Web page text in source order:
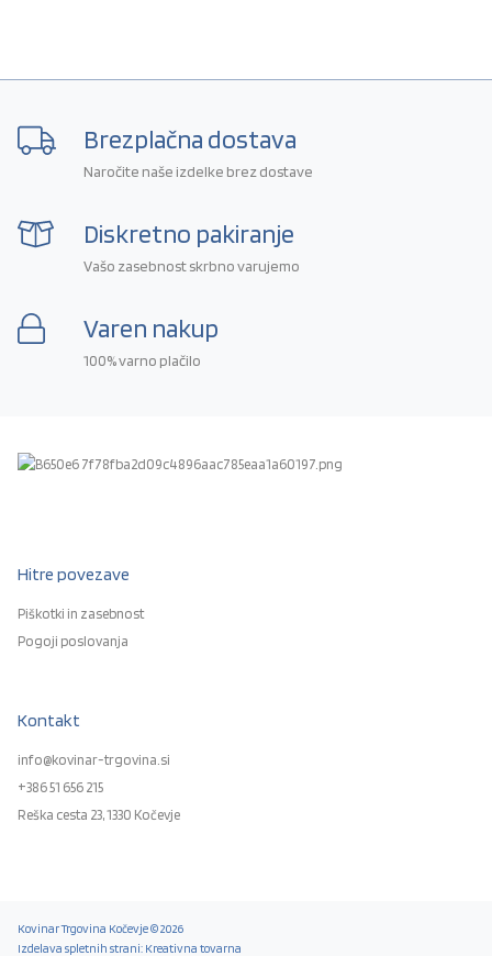
Brezplačna dostava
Naročite naše izdelke brez dostave
Diskretno pakiranje
Vašo zasebnost skrbno varujemo
Varen nakup
100% varno plačilo
Hitre povezave
Piškotki in zasebnost
Pogoji poslovanja
Kontakt
info@kovinar-trgovina.si
+386 51 656 215
Reška cesta 23, 1330 Kočevje
Kovinar Trgovina Kočevje © 2026
Izdelava spletnih strani: Kreativna tovarna